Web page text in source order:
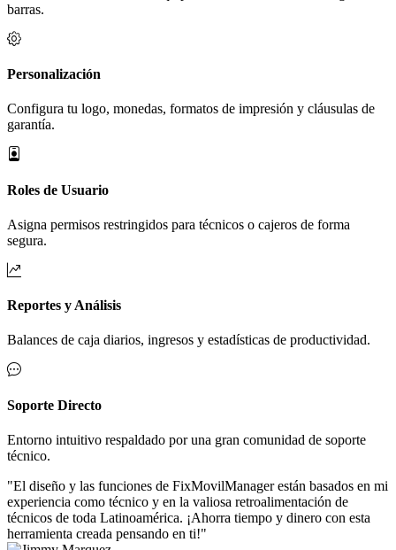
barras.
Personalización
Configura tu logo, monedas, formatos de impresión y cláusulas de
garantía.
Roles de Usuario
Asigna permisos restringidos para técnicos o cajeros de forma
segura.
Reportes y Análisis
Balances de caja diarios, ingresos y estadísticas de productividad.
Soporte Directo
Entorno intuitivo respaldado por una gran comunidad de soporte
técnico.
"El diseño y las funciones de FixMovilManager están basados en mi
experiencia como técnico y en la valiosa retroalimentación de
técnicos de toda Latinoamérica. ¡Ahorra tiempo y dinero con esta
herramienta creada pensando en ti!"